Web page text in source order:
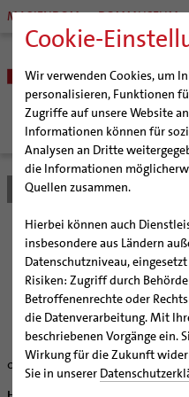
Cookie-
Wir verwenden Cookies, um
personalisieren, Funktionen
Zugriffe auf unsere Website
Informationen können für
Analysen an Dritte
die Informationen
Quellen zusammen.
Hierbei können auch
insbesondere aus Ländern
Datenschutzniveau,
Risiken: Zugriff durch
Betroffenenrechte oder
die Datenverarbeitung. Mit
beschriebenen Vorgänge ein.
Wirkung für die Zukunft
Sie in unserer
MARIENDOM DOMMUSEUM
BISTUM
Bischöfe
Weihbischof Dr. Martin
Bischof em. Norbert Trelle
Weihbischof em. Bongartz
Weihbischof em.
Weihbischof em. Koitz
Bischof em. Dr. Wüstenberg
Generalvikariat
Gremien
Diözesangericht
Gemeindegremien
Pfarrgemeinden
Hildesheimer Dom
Virtueller Rundgang durch
Tausendjähriger Rosenstock
Die Hildesheimer Dommusik
Wallfahrten | Pilgern
Termine Wallfahrten und
Jakobswege im Bistum
Veranstaltungen
Strategieprozess
Jugend
Bistum Hildesheim
Freude und
Bistum Hildesheim
14.
08/20/2007